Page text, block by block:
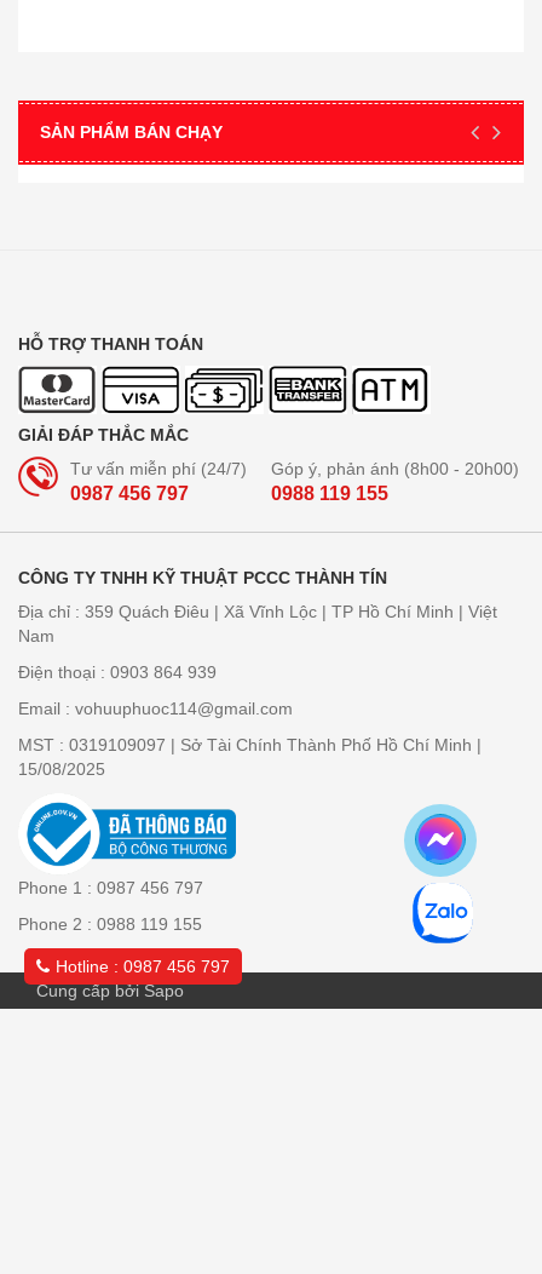
SẢN PHẨM BÁN CHẠY
HỖ TRỢ THANH TOÁN
GIẢI ĐÁP THẮC MẮC
Tư vấn miễn phí (24/7)
0987 456 797
Góp ý, phản ánh (8h00 - 20h00)
0988 119 155
CÔNG TY TNHH KỸ THUẬT PCCC THÀNH TÍN
Địa chỉ : 359 Quách Điêu | Xã Vĩnh Lộc | TP Hồ Chí Minh | Việt
Nam
Điện thoại : 0903 864 939
Email : vohuuphuoc114@gmail.com
MST : 0319109097 | Sở Tài Chính Thành Phố Hồ Chí Minh |
15/08/2025
Phone 1 : 0987 456 797
Phone 2 : 0988 119 155
Cung cấp bởi Sapo
Hotline : 0987 456 797